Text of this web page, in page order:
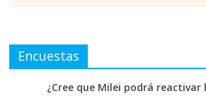
Encuestas
¿Cree que Milei podrá reactivar